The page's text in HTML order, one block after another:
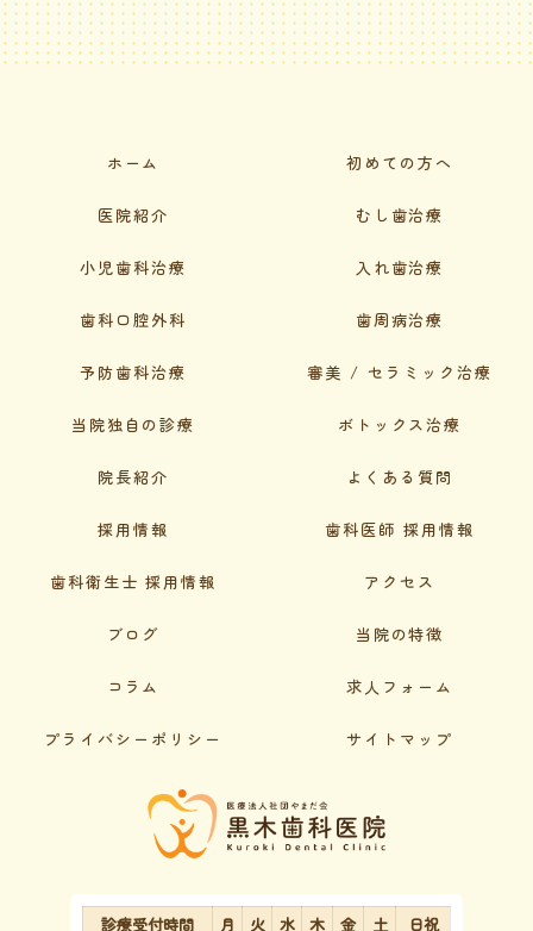
ホーム 初めての方へ
医院紹介 むし歯治療
小児歯科治療 入れ歯治療
歯科口腔外科 歯周病治療
予防歯科治療 審美 / セラミック治療
当院独自の診療 ボトックス治療
院長紹介 よくある質問
採用情報 歯科医師 採用情報
歯科衛生士 採用情報 アクセス
ブログ 当院の特徴
コラム 求人フォーム
プライバシーポリシー サイトマップ
診療受付時間 月 火 水 木 金 土 日祝